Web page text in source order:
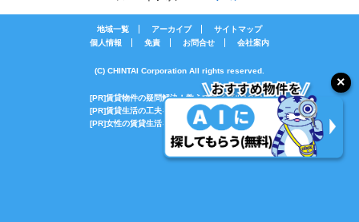
地域一覧 アーカイブ
サイトマップ
個人情報
免責 お問合せ 会社案内
(C) CHINTAI Corporation All rights reserved.
[PR]賃貸物件の疑問解決！教えてエイブルAGENT
[PR]賃貸生活の工夫を紹介！CHINTAI情報局
[PR]女性の賃貸生活を応援！Woman.CHINTAI